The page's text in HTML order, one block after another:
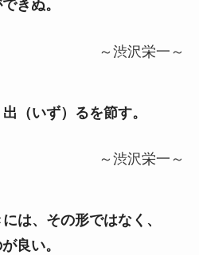
きぬ。
～渋沢栄一～
（いず）るを節す。
～渋沢栄一～
は、その形ではなく、
良い。